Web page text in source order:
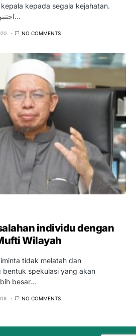
kepada segala kejahatan.
Sabda Rasulullah saw: اجتنبوا…
NO COMMENTS
individu dengan
Wilayah
tidak melatah dan
bentuk spekulasi yang akan
besar…
NO COMMENTS